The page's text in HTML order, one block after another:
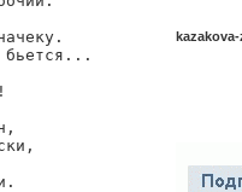
бьется...